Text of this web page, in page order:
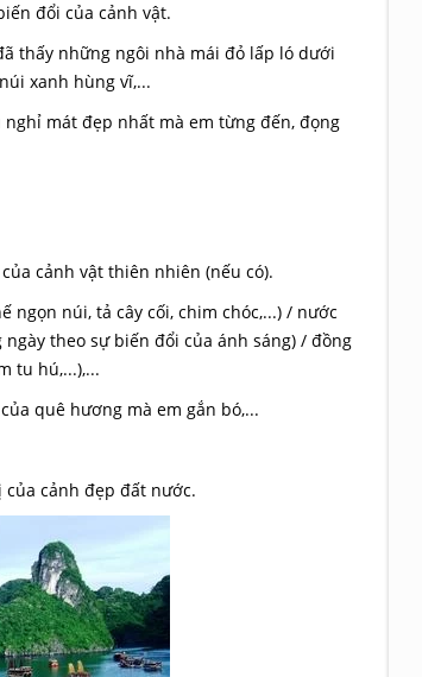
đổi của cảnh vật.
những ngôi nhà mái đỏ lấp ló dưới
xanh hùng vĩ,...
mát đẹp nhất mà em từng đến, đọng
vật thiên nhiên (nếu có).
núi, tả cây cối, chim chóc,...) / nước
theo sự biến đổi của ánh sáng) / đồng
tu hú,...),...
hương mà em gắn bó,...
cảnh đẹp đất nước.